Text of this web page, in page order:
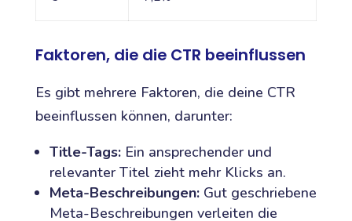
Faktoren, die die CTR beeinflussen
Es gibt mehrere Faktoren, die deine CTR
beeinflussen können, darunter:
Title-Tags:Ein ansprechender und
relevanter Titel zieht mehr Klicks an.
Meta-Beschreibungen:Gut geschriebene
Meta-Beschreibungen verleiten die